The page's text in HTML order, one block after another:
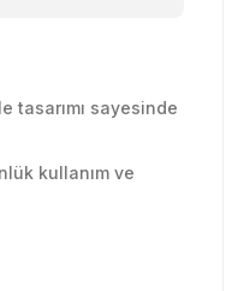
tasarımı sayesinde
kullanım ve